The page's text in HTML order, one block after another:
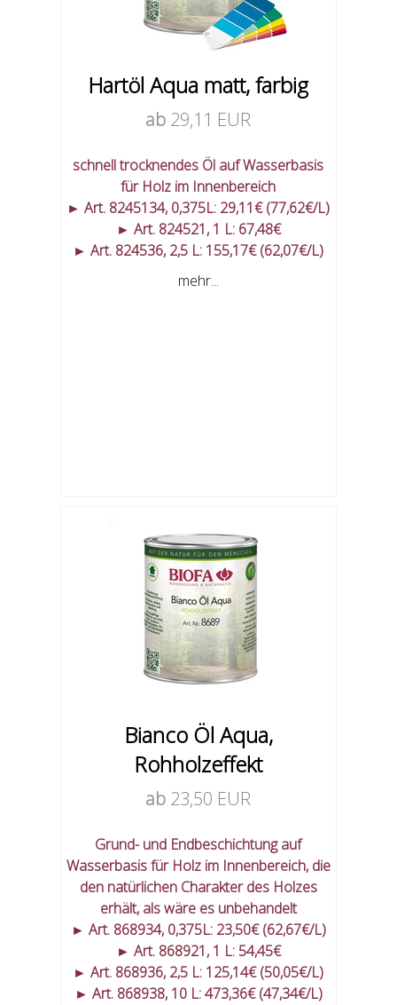
Hartöl Aqua matt, farbig
ab 29,11 EUR
schnell trocknendes Öl auf Wasserbasis
für Holz im Innenbereich
► Art. 8245134, 0,375L: 29,11€ (77,62€/L)
► Art. 824521, 1 L: 67,48€
► Art. 824536, 2,5 L: 155,17€ (62,07€/L)
mehr...
Bianco Öl Aqua,
Rohholzeffekt
ab 23,50 EUR
Grund- und Endbeschichtung auf
Wasserbasis für Holz im Innenbereich, die
den natürlichen Charakter des Holzes
erhält, als wäre es unbehandelt
► Art. 868934, 0,375L: 23,50€ (62,67€/L)
► Art. 868921, 1 L: 54,45€
► Art. 868936, 2,5 L: 125,14€ (50,05€/L)
► Art. 868938, 10 L: 473,36€ (47,34€/L)